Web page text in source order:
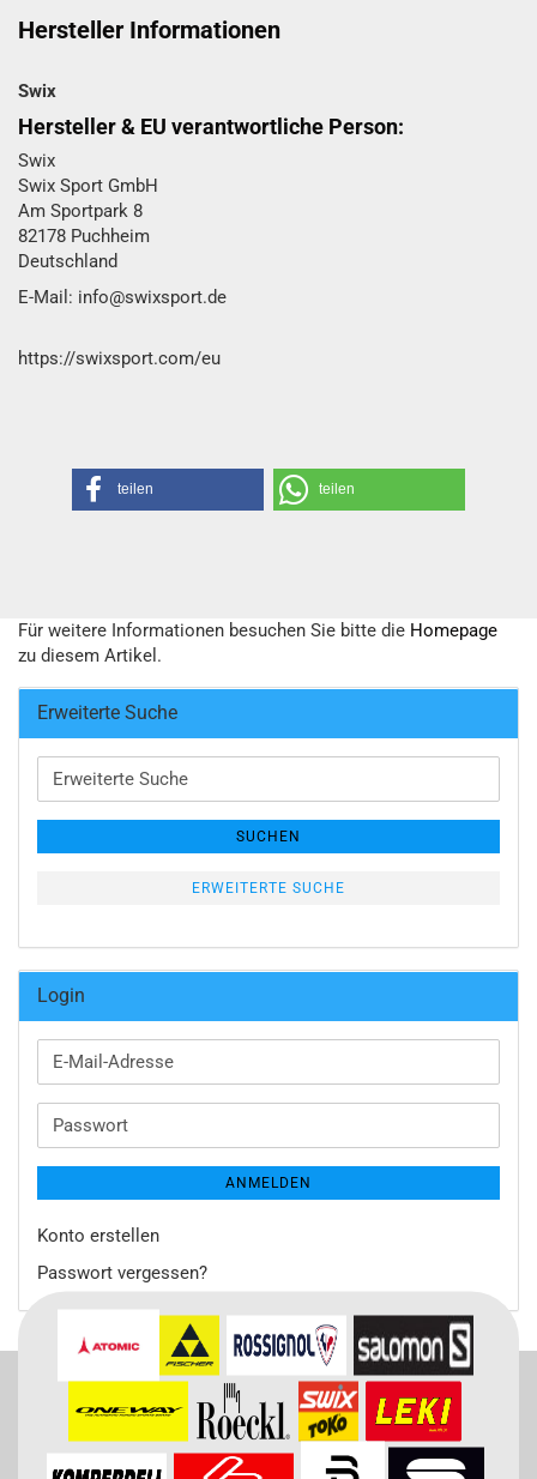
Hersteller Informationen
Swix
Hersteller & EU verantwortliche Person:
Swix
Swix Sport GmbH​
Am Sportpark 8
82178 Puchheim
Deutschland
E-Mail: info@swixsport.de
https://swixsport.com/eu
teilen teilen
Für weitere Informationen besuchen Sie bitte die Homepage
zu diesem Artikel.
Erweiterte Suche
Erweiterte
Suche
SUCHEN
ERWEITERTE SUCHE
Login
E-
Mail-
Passwort
ANMELDEN
Konto erstellen
Passwort vergessen?